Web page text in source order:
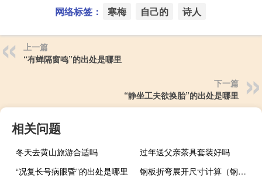
网络标签： 寒梅 自己的 诗人
上一篇
“有蝉隔窗鸣”的出处是哪里
下一篇
“静坐工夫欲换胎”的出处是哪里
相关问题
冬天去黄山旅游合适吗
过年送父亲茶具套装好吗
“况复长号病眼昏”的出处是哪里
钢板折弯展开尺寸计算（钢板折弯展开料计算）